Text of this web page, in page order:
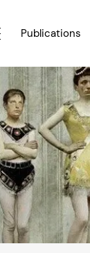
Publications